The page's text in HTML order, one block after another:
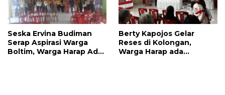
Seska Ervina Budiman
Serap Aspirasi Warga
Boltim, Warga Harap Ada
Berty Kapojos Gelar
Reses di Kolongan,
Warga Harap ada